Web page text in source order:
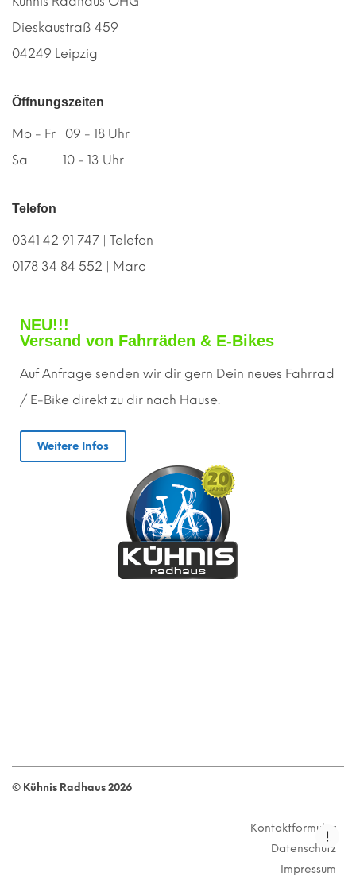
Dieskaustraß 459
04249 Leipzig
Öffnungszeiten
Mo - Fr 09 - 18 Uhr
Sa 10 - 13 Uhr
Telefon
0341 42 91 747 | Telefon
0178 34 84 552 | Marc
NEU!!!
Versand von Fahrräden & E-Bikes
Auf Anfrage senden wir dir gern Dein neues Fahrrad
/ E-Bike direkt zu dir nach Hause.
Weitere Infos
© Kühnis Radhaus 2026
Kontaktformular
Datenschutz
Impressum